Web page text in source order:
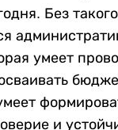
Без
умеет
и